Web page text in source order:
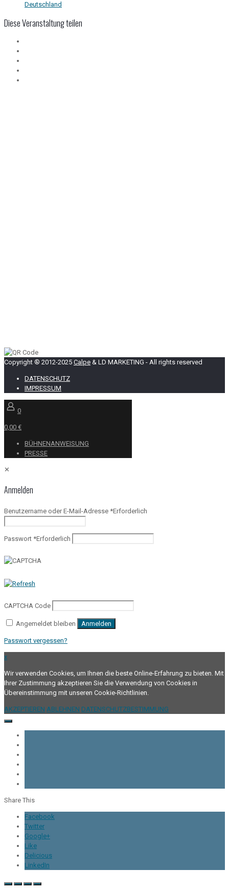
Deutschland
Diese Veranstaltung teilen
Copyright ® 2012-2025 Calpe & LD MARKETING - All rights reserved
DATENSCHUTZ
IMPRESSUM
0
0,00 €
BÜHNENANWEISUNG
PRESSE
✕
Anmelden
Benutzername oder E-Mail-Adresse *Erforderlich
Passwort *Erforderlich
CAPTCHA Code
Angemeldet bleiben Anmelden
Passwort vergessen?
x
Wir verwenden Cookies, um Ihnen die beste Online-Erfahrung zu bieten. Mit
Ihrer Zustimmung akzeptieren Sie die Verwendung von Cookies in
Übereinstimmung mit unseren Cookie-Richtlinien.
AKZEPTIEREN ABLEHNEN DATENSCHUTZBESTIMMUNG
Share This
Facebook
Twitter
Google+
Like
Delicious
LinkedIn